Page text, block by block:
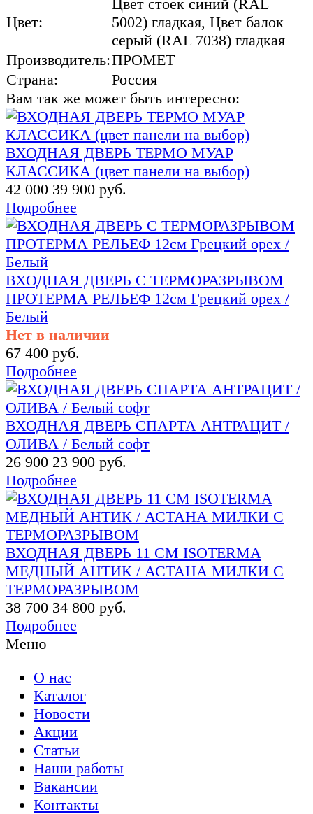
Цвет:
Цвет стоек синий (RAL
5002) гладкая, Цвет балок
серый (RAL 7038) гладкая
Производитель:ПРОМЕТ
Страна:
Россия
Вам так же может быть интересно:
ВХОДНАЯ ДВЕРЬ ТЕРМО МУАР
КЛАССИКА (цвет панели на выбор)
42 000 39 900 руб.
Подробнее
ВХОДНАЯ ДВЕРЬ С ТЕРМОРАЗРЫВОМ
ПРОТЕРМА РЕЛЬЕФ 12см Грецкий орех /
Белый
Нет в наличии
67 400 руб.
Подробнее
ВХОДНАЯ ДВЕРЬ СПАРТА АНТРАЦИТ /
ОЛИВА / Белый софт
26 900 23 900 руб.
Подробнее
ВХОДНАЯ ДВЕРЬ 11 СМ ISOTERMA
МЕДНЫЙ АНТИК / АСТАНА МИЛКИ С
ТЕРМОРАЗРЫВОМ
38 700 34 800 руб.
Подробнее
Меню
О нас
Каталог
Новости
Акции
Статьи
Наши работы
Вакансии
Контакты